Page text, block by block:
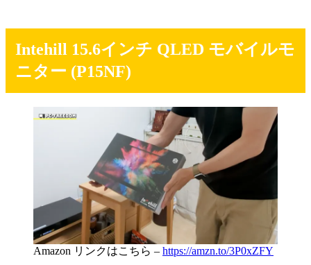
Intehill 15.6インチ QLED モバイルモ
ニター (P15NF)
Amazon リンクはこちら – https://amzn.to/3P0xZFY